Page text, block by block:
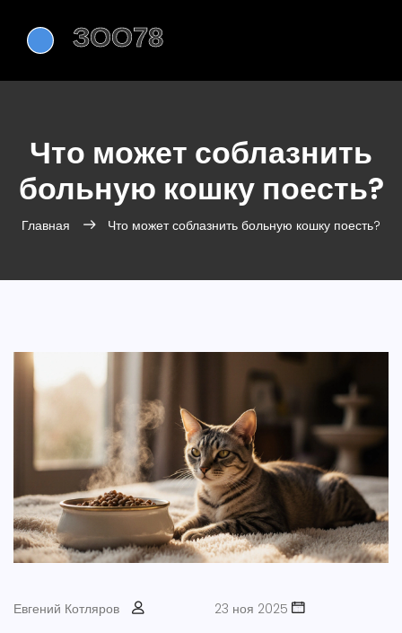
Что может соблазнить
больную кошку поесть?
Главная Что может соблазнить больную кошку поесть?
Евгений Котляров
23 ноя 2025